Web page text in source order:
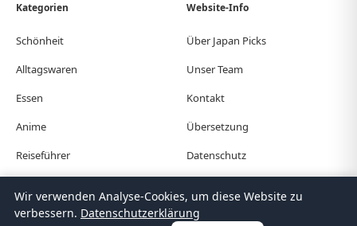
Kategorien
Schönheit
Alltagswaren
Essen
Anime
Reiseführer
Website-Info
Über Japan Picks
Unser Team
Kontakt
Übersetzung
Datenschutz
© Japan Picks. All Rights Reserved.
Wir verwenden Analyse-Cookies, um diese Website zu
verbessern. Datenschutzerklärung